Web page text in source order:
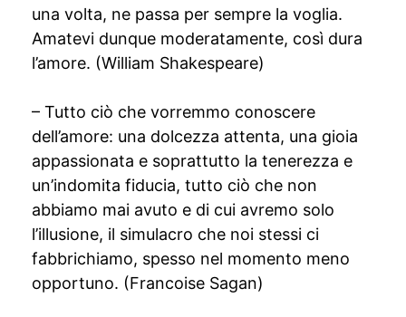
una volta, ne passa per sempre la voglia.
Amatevi dunque moderatamente, così dura
l’amore. (William Shakespeare)
– Tutto ciò che vorremmo conoscere
dell’amore: una dolcezza attenta, una gioia
appassionata e soprattutto la tenerezza e
un’indomita fiducia, tutto ciò che non
abbiamo mai avuto e di cui avremo solo
l’illusione, il simulacro che noi stessi ci
fabbrichiamo, spesso nel momento meno
opportuno. (Francoise Sagan)